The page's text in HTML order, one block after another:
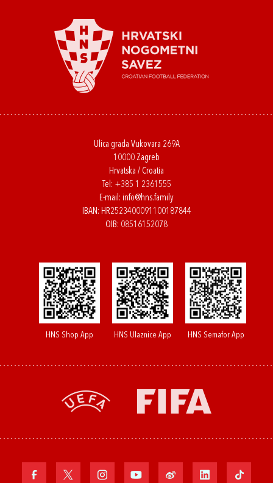
Ulica grada Vukovara 269A
10000 Zagreb
Hrvatska / Croatia
Tel: +385 1 2361555
E-mail: info@hns.family
IBAN: HR2523400091100187844
OIB: 08516152078
HNS Shop App HNS Ulaznice App HNS Semafor App